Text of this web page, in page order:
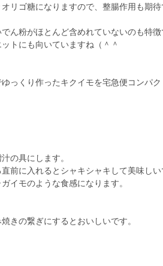
リゴ糖になりますので、整腸作用も期
ん粉がほとんど含めれていないのも特徴
トにも向いていますね（＾＾
っくり作ったキクイモを宅急便コンパ
の具にします。
前に入れるとシャキシャキして美味しい
イモのような食感になります。
きの繋ぎにするとおいしいです。